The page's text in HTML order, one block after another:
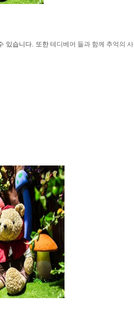
있습니다. 또한 테디베어 들과 함께 추억의 사